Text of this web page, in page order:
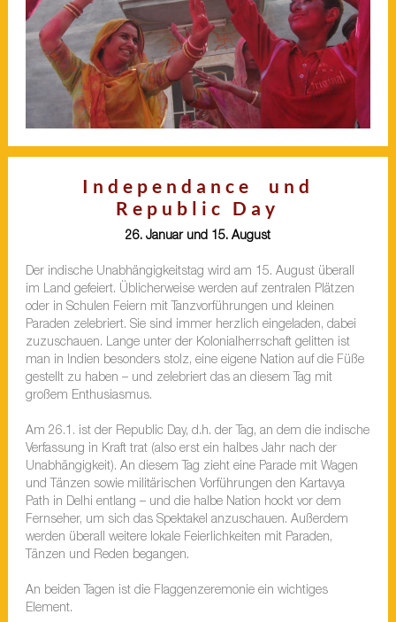
Independance und
Republic Day
26. Januar und 15. August
Der indische Unabhängigkeitstag wird am 15. August überall
im Land gefeiert. Üblicherweise werden auf zentralen Plätzen
oder in Schulen Feiern mit Tanzvorführungen und kleinen
Paraden zelebriert. Sie sind immer herzlich eingeladen, dabei
zuzuschauen. Lange unter der Kolonialherrschaft gelitten ist
man in Indien besonders stolz, eine eigene Nation auf die Füße
gestellt zu haben – und zelebriert das an diesem Tag mit
großem Enthusiasmus.
Am 26.1. ist der Republic Day, d.h. der Tag, an dem die indische
Verfassung in Kraft trat (also erst ein halbes Jahr nach der
Unabhängigkeit). An diesem Tag zieht eine Parade mit Wagen
und Tänzen sowie militärischen Vorführungen den Kartavya
Path in Delhi entlang – und die halbe Nation hockt vor dem
Fernseher, um sich das Spektakel anzuschauen. Außerdem
werden überall weitere lokale Feierlichkeiten mit Paraden,
Tänzen und Reden begangen.
An beiden Tagen ist die Flaggenzeremonie ein wichtiges
Element.